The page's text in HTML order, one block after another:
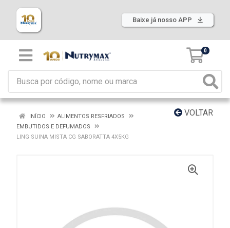
Baixe já nosso APP
0
VOLTAR
INÍCIO
ALIMENTOS RESFRIADOS
EMBUTIDOS E DEFUMADOS
LING SUINA MISTA CG SABORATTA 4X5KG